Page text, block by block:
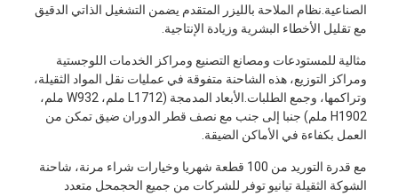
الصناعية.نظام الملاحة بالليزر المتقدم يضمن التشغيل الذاتي الدقيق
مع تقليل الأخطاء البشرية وزيادة الإنتاجية.
مثالية للمستودعات ومصانع التصنيع ومراكز الخدمات اللوجستية
ومراكز التوزيع، هذه الشاحنة متفوقة في عمليات نقل المواد الثقيلة،
وتراكمها، وجمع الطلبات.الأبعاد المدمجة (L1712 ملم، W932 ملم،
H1902 ملم) جنبا إلى جنب مع نصف قطر الدوران ضيق تمكن من
العمل بكفاءة في الأماكن الضيقة.
مع قدرة التوريد من 100 قطعة شهريا وخيارات شراء مرنة، شاحنة
الشوكة الثقيلة تيانيو توفر للشركات من جميع الحجمحل متعدد